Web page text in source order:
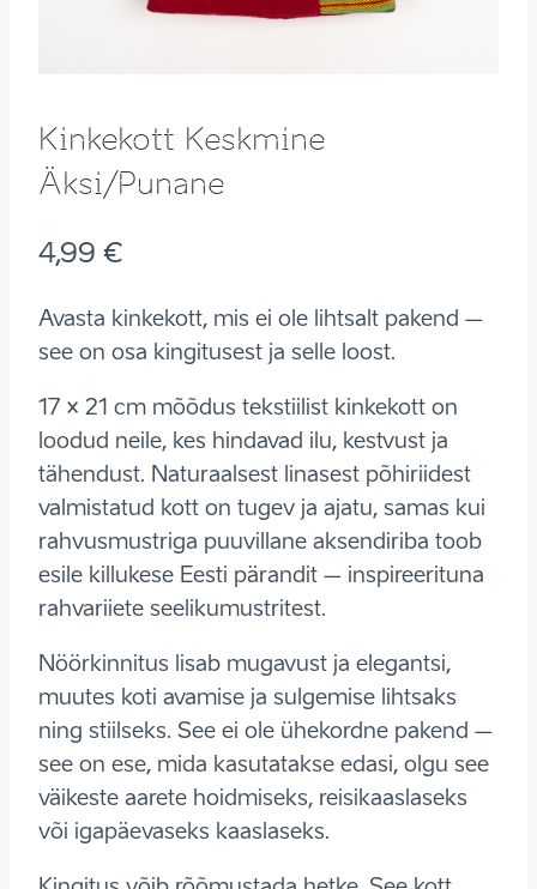
Kinkekott Keskmine
Äksi/punane
4,99 €
Avasta kinkekott, mis ei ole lihtsalt pakend –
see on osa kingitusest ja selle loost.
17 × 21 cm mõõdus tekstiilist kinkekott on
loodud neile, kes hindavad ilu, kestvust ja
tähendust. Naturaalsest linasest põhiriidest
valmistatud kott on tugev ja ajatu, samas kui
rahvusmustriga puuvillane aksendiriba toob
esile killukese Eesti pärandit – inspireerituna
rahvariiete seelikumustritest.
Nöörkinnitus lisab mugavust ja elegantsi,
muutes koti avamise ja sulgemise lihtsaks
ning stiilseks. See ei ole ühekordne pakend –
see on ese, mida kasutatakse edasi, olgu see
väikeste aarete hoidmiseks, reisikaaslaseks
või igapäevaseks kaaslaseks.